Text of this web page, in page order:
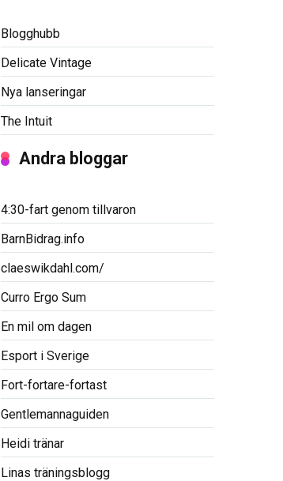
Blogghubb
Delicate Vintage
Nya lanseringar
The Intuit
Andra bloggar
4:30-fart genom tillvaron
BarnBidrag.info
claeswikdahl.com/
Curro Ergo Sum
En mil om dagen
Esport i Sverige
Fort-fortare-fortast
Gentlemannaguiden
Heidi tränar
Linas träningsblogg